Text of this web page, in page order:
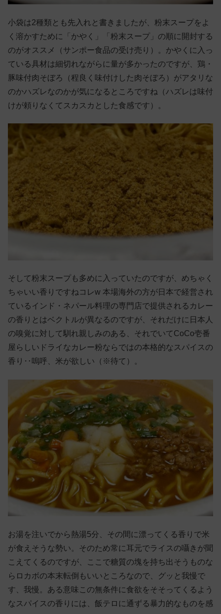
小袋は2種類とも先入れと書きましたが、粉末スープをよ
く溶かすために「かやく」「粉末スープ」の順に開封する
のがオススメ（サンポー食品の受け売り）。かやくに入っ
ている具材は細切れながらに量が多かったのですが、鶏・
豚味付肉そぼろ（程良く味付けした肉そぼろ）がアタリな
のかハズレなのかが気になるところですね（ハズレは味付
けが頼りなくてスカスカとした食感です）。
そして粉末スープも多めに入っていたのですが、めちゃく
ちゃいい香りですねコレw 本場海外の方が日本で経営され
ているインド・ネパール料理の専門店で提供されるカレー
の香りとはベクトルが異なるのですが、それだけに日本人
の嗅覚に対して馴れ親しみのある、それでいてCoCo壱番
屋らしいドライなカレー粉ならではの本格的なスパイスの
香り‥嗚呼、米が欲しい（※待て）。
お湯を注いでから熱湯5分、その間に漂ってくる香りで米
が食えそうな勢い。そのため常に耳元でライスの囁きが聞
こえてくるのですが、ここで糖質の塊を持ち出そうものな
らロカボの本末転倒もいいところなので、グッと我慢で
す、我慢。ある意味この無条件に食欲をそそってくるよう
なスパイスの香りには、飯テロに通ずる暴力的なものを感